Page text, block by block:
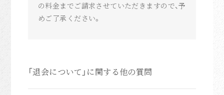
anoim Check
の料金までご請求させていただきますので、予
めご了承ください。
「退会について」に関する他の質問